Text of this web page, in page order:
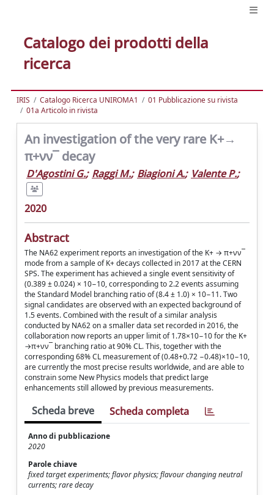
Catalogo dei prodotti della
ricerca
IRIS Catalogo Ricerca UNIROMA1
01 Pubblicazione su rivista
01a Articolo in rivista
An investigation of the very rare K+→
π+νν¯ decay
D'Agostini G.; Raggi M.; Biagioni A.; Valente P.;
2020
Abstract
The NA62 experiment reports an investigation of the K+ → π+νν¯
mode from a sample of K+ decays collected in 2017 at the CERN
SPS. The experiment has achieved a single event sensitivity of
(0.389 ± 0.024) × 10−10, corresponding to 2.2 events assuming
the Standard Model branching ratio of (8.4 ± 1.0) × 10−11. Two
signal candidates are observed with an expected background of
1.5 events. Combined with the result of a similar analysis
conducted by NA62 on a smaller data set recorded in 2016, the
collaboration now reports an upper limit of 1.78×10−10 for the K+
→π+νν¯ branching ratio at 90% CL. This, together with the
corresponding 68% CL measurement of (0.48+0.72 −0.48)×10−10,
are currently the most precise results worldwide, and are able to
constrain some New Physics models that predict large
enhancements still allowed by previous measurements.
Scheda breve Scheda completa
Anno di pubblicazione
2020
Parole chiave
fixed target experiments; flavor physics; flavour changing neutral
currents; rare decay